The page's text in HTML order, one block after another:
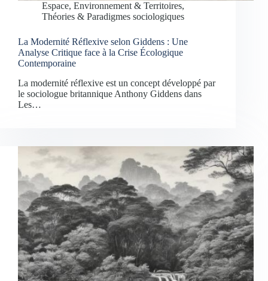
Espace, Environnement & Territoires,
Théories & Paradigmes sociologiques
La Modernité Réflexive selon Giddens : Une
Analyse Critique face à la Crise Écologique
Contemporaine
La modernité réflexive est un concept développé par
le sociologue britannique Anthony Giddens dans
Les…